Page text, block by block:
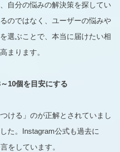
自分の悩みの解決策を探してい
のではなく、ユーザーの悩みや
選ぶことで、本当に届けたい相
まります。
10個を目安にする
ける」のが正解とされていまし
た。Instagram公式も過去に
をしています。